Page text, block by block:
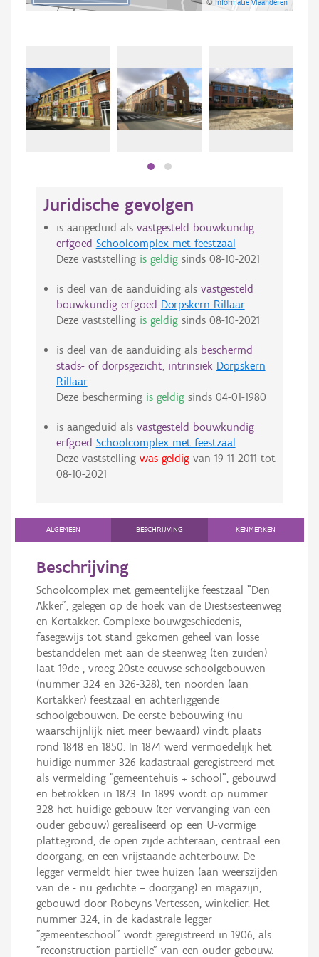
©Informatie Vlaanderen
Juridische gevolgen
is aangeduid als vastgesteld bouwkundig
erfgoed Schoolcomplex met feestzaal
Deze vaststelling is geldigsinds 08-10-2021
is deel van de aanduiding als vastgesteld
bouwkundig erfgoed Dorpskern Rillaar
Deze vaststelling is geldigsinds 08-10-2021
is deel van de aanduiding als beschermd
stads- of dorpsgezicht, intrinsiek Dorpskern
Rillaar
Deze bescherming is geldigsinds 04-01-1980
is aangeduid als vastgesteld bouwkundig
erfgoed Schoolcomplex met feestzaal
Deze vaststelling was geldigvan 19-11-2011 tot
08-10-2021
ALGEMEEN BESCHRIJVING KENMERKEN
Beschrijving
Schoolcomplex met gemeentelijke feestzaal "Den
Akker", gelegen op de hoek van de Diestsesteenweg
en Kortakker. Complexe bouwgeschiedenis,
fasegewijs tot stand gekomen geheel van losse
bestanddelen met aan de steenweg (ten zuiden)
laat 19de-, vroeg 20ste-eeuwse schoolgebouwen
(nummer 324 en 326-328), ten noorden (aan
Kortakker) feestzaal en achterliggende
schoolgebouwen. De eerste bebouwing (nu
waarschijnlijk niet meer bewaard) vindt plaats
rond 1848 en 1850. In 1874 werd vermoedelijk het
huidige nummer 326 kadastraal geregistreerd met
als vermelding "gemeentehuis + school", gebouwd
en betrokken in 1873. In 1899 wordt op nummer
328 het huidige gebouw (ter vervanging van een
ouder gebouw) gerealiseerd op een U-vormige
plattegrond, de open zijde achteraan, centraal een
doorgang, en een vrijstaande achterbouw. De
legger vermeldt hier twee huizen (aan weerszijden
van de - nu gedichte – doorgang) en magazijn,
gebouwd door Robeyns-Vertessen, winkelier. Het
nummer 324, in de kadastrale legger
"gemeenteschool" wordt geregistreerd in 1906, als
"reconstruction partielle" van een ouder gebouw.